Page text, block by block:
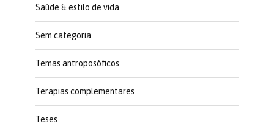
Saúde & estilo de vida
Sem categoria
Temas antroposóficos
Terapias complementares
Teses